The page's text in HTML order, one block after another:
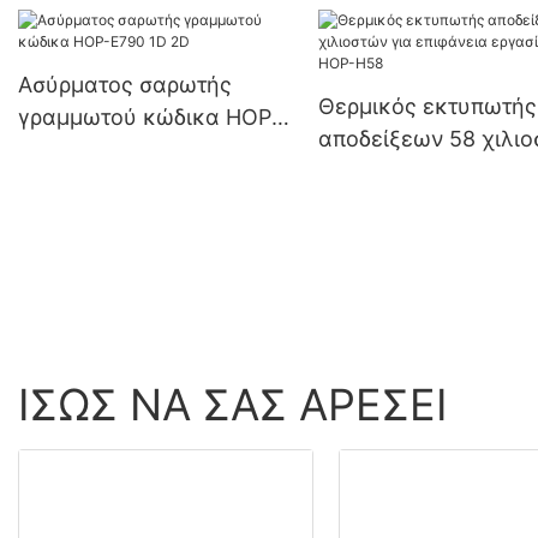
Κατασκευαστής
USB+Bluetooth
Προμηθευτής
Ασύρματος σαρωτής
γραμμωτού κώδικα HOP-
Θερμικός εκτυπωτής
αποδείξεων 58
ΊΣΩΣ ΝΑ ΣΑΣ ΑΡΈΣΕΙ